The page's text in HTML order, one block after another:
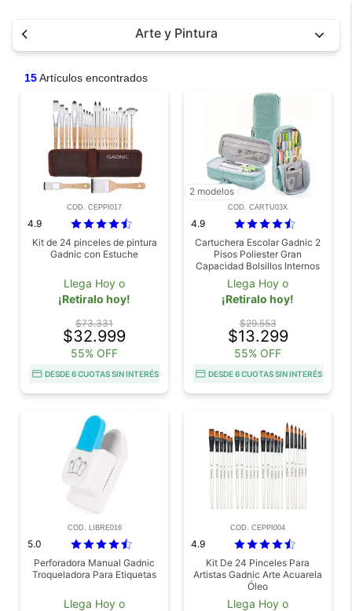
Arte y Pintura
15Artículos encontrados
COD. CEPPI017
4.9
Kit de 24 pinceles de pintura
Gadnic con Estuche
Llega Hoy o
¡Retiralo hoy!
$73.331
$32.999
55% OFF
DESDE 6 CUOTAS SIN INTERÉS
2 modelos
COD. CARTU03X
4.9
Cartuchera Escolar Gadnic 2
Pisos Poliester Gran
Capacidad Bolsillos Internos
Cierres Resistentes Portatil
Llega Hoy o
¡Retiralo hoy!
$29.553
$13.299
55% OFF
DESDE 6 CUOTAS SIN INTERÉS
COD. LIBRE016
5.0
Perforadora Manual Gadnic
Troqueladora Para Etiquetas
Llega Hoy o
COD. CEPPI004
4.9
Kit De 24 Pinceles Para
Artistas Gadnic Arte Acuarela
Óleo
Llega Hoy o